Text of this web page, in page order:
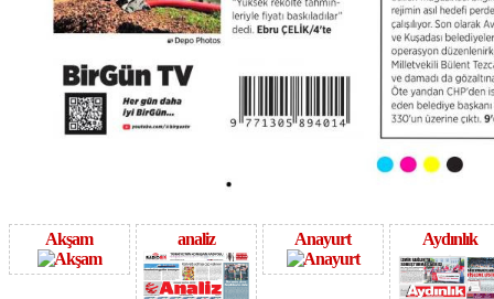
Akşam analiz Anayurt Aydınlık